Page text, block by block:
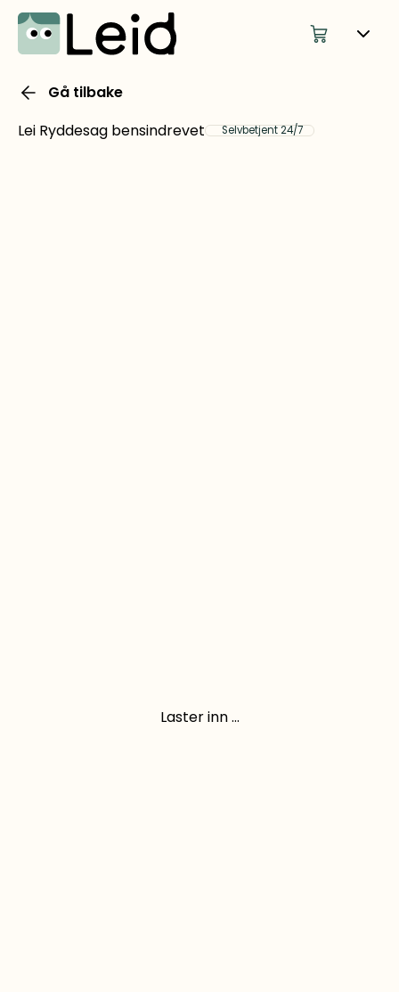
Gå tilbake
Lei Ryddesag bensindrevet
Selvbetjent 24/7
Laster inn ...